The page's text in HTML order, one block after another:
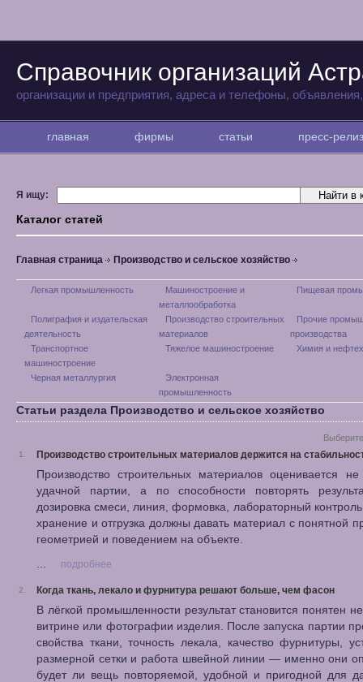
Справочник организаций
организации и предприятия, адреса и телефоны,
главная фирмы статьи пресс-
Я ищу:
Каталог статей
Главная страница Производство и сельское хозяйство
Легкая промышленность
Машиностроение и
металлообработка
Пищевая
Полиграфия и издательская
деятельность
Производство строительных
материалов
Прочие
производства
Транспортное
машиностроение
Тяжелое машиностроение Химия и
Черная металлургия
Электронная
промышленность
Статьи раздела Производство и сельское хозяйство
1. Производство строительных материалов держится на
Производство строительных материалов оценивается
удачной партии, а по способности повторять
дозировка смеси, линия, формовка, лабораторный
хранение и отгрузка должны давать материал с понятной
геометрией и поведением на объекте.
...
подробнее
2. Когда ткань, лекало и фурнитура решают больше, чем фасон
В лёгкой промышленности результат становится понятен
витрине или фотографии изделия. После запуска партии
свойства ткани, точность лекала, качество фурнитуры,
размерной сетки и работа швейной линии — именно они
будет ли вещь повторяемой, удобной и пригодной для